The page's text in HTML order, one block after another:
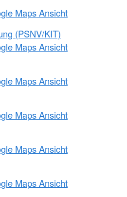
Maps Ansicht
(PSNV/KIT)
Maps Ansicht
Maps Ansicht
Maps Ansicht
Maps Ansicht
Maps Ansicht